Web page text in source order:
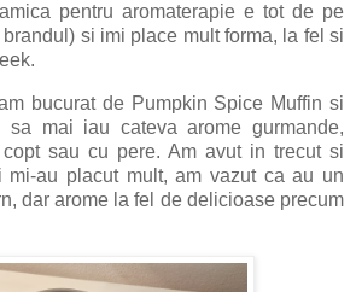
pentru aromaterapie e tot de pe
si imi place mult forma, la fel si
bucurat de Pumpkin Spice Muffin si
sa mai iau cateva arome gurmande,
sau cu pere. Am avut in trecut si
mi-au placut mult, am vazut ca au un
dar arome la fel de delicioase precum